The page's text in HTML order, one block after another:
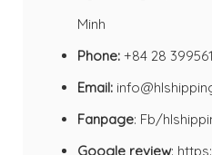
Minh
Phone: +84 28
Email:
Fanpage: Fb/
Google review: